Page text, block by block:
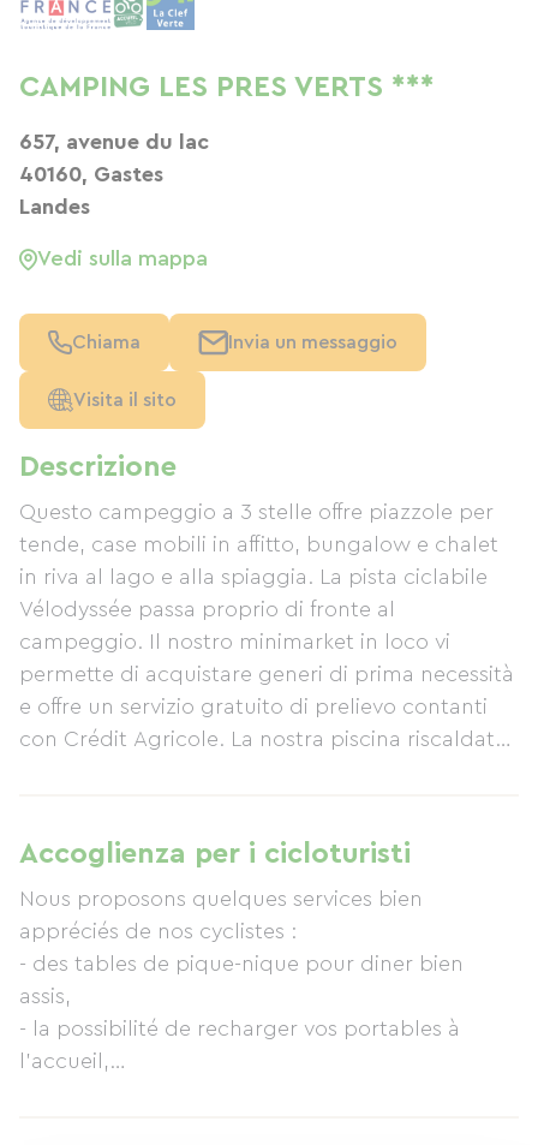
Descrizione
Questo campeggio a 3 stelle offre piazzole per
tende, case mobili in affitto, bungalow e chalet
in riva al lago e alla spiaggia. La pista ciclabile
Vélodyssée passa proprio di fronte al
campeggio. Il nostro minimarket in loco vi
permette di acquistare generi di prima necessità
e offre un servizio gratuito di prelievo contanti
con Crédit Agricole. La nostra piscina riscaldata
proseguire il viaggio. È inoltre disponibile la
connessione Wi-Fi professionale.
Accoglienza per i cicloturisti
Nous proposons quelques services bien
appréciés de nos cyclistes :
- des tables de pique-nique pour diner bien
assis,
- la possibilité de recharger vos portables à
l'accueil,
CAMPING LES PRES VERTS ***
657, avenue du lac
40160, Gastes
Landes
Vedi sulla mappa
Chiama Invia un messaggio
Visita il sito